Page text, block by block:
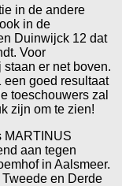
in de andere
in de
Duinwijck 12 dat
Voor
er net boven.
een goed resultaat
toeschouwers zal
zijn om te zien!
MARTINUS
aan tegen
in Aalsmeer.
en Derde